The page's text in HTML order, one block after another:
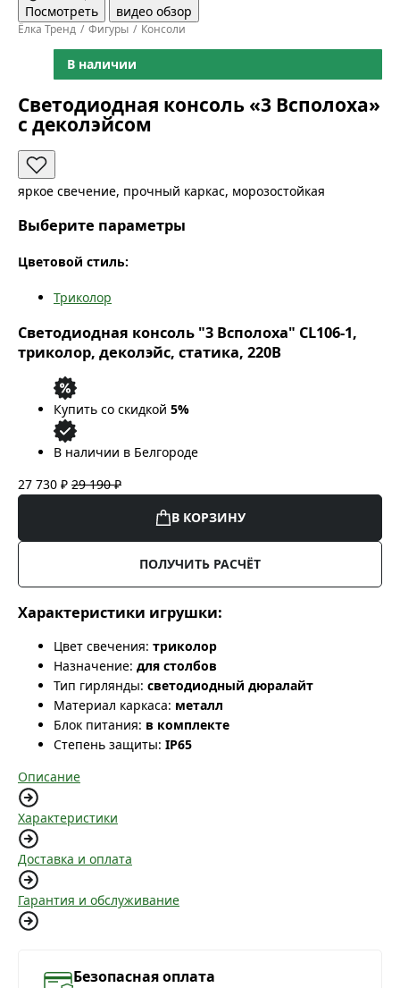
Посмотреть видео обзор
Ёлка Тренд Фигуры Консоли
В наличии
Светодиодная консоль «3 Всполоха»
с деколэйсом
яркое свечение, прочный каркас, морозостойкая
Выберите параметры
Цветовой стиль:
Триколор
Светодиодная консоль "3 Всполоха" CL106-1,
триколор, деколэйс, статика, 220В
Купить со скидкой 5%
В наличии в Белгороде
27 730 ₽ 29 190 ₽
В КОРЗИНУ
ПОЛУЧИТЬ РАСЧЁТ
Характеристики игрушки:
Цвет свечения: триколор
Назначение: для столбов
Тип гирлянды: светодиодный дюралайт
Материал каркаса: металл
Блок питания: в комплекте
Степень защиты: IP65
Описание
Характеристики
Доставка и оплата
Гарантия и обслуживание
Безопасная оплата